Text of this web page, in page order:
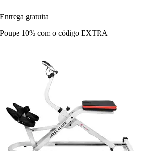
Entrega gratuita
Poupe 10% com o código EXTRA